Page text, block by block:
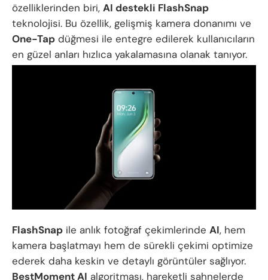
özelliklerinden biri, AI destekli FlashSnap
teknolojisi. Bu özellik, gelişmiş kamera donanımı ve
One-Tap düğmesi ile entegre edilerek kullanıcıların
en güzel anları hızlıca yakalamasına olanak tanıyor.
FlashSnap ile anlık fotoğraf çekimlerinde AI, hem
kamera başlatmayı hem de sürekli çekimi optimize
ederek daha keskin ve detaylı görüntüler sağlıyor.
BestMoment AI algoritması, hareketli sahnelerde